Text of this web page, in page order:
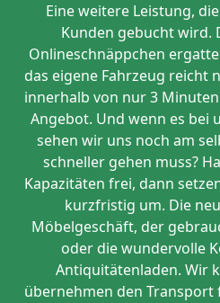
Eine weitere Leistung,
Kunden gebucht wird.
Onlineschnäppchen
das eigene Fahrzeug reicht
innerhalb von nur 3
Angebot. Und wenn es bei
sehen wir uns noch am
schneller gehen muss?
Kapazitäten frei, dann
kurzfristig um. Die
Möbelgeschäft, der
oder die wundervolle
Antiquitätenladen. Wir
übernehmen den Transport